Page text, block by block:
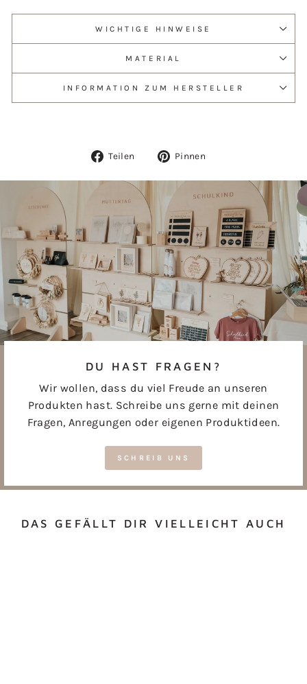
WICHTIGE HINWEISE
MATERIAL
INFORMATION ZUM HERSTELLER
Teilen
Auf
Pinnen
DU HAST FRAGEN?
Wir wollen, dass du viel Freude an unseren
Produkten hast. Schreibe uns gerne mit deinen
Fragen, Anregungen oder eigenen Produktideen.
SCHREIB UNS
DAS GEFÄLLT DIR VIELLEICHT AUCH